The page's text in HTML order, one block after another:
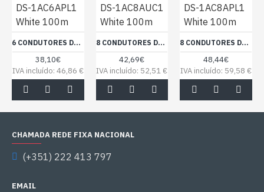
DS-1AC6APL1
White 100m
6 CONDUTORES DE SINAL PARA SISTEMAS COMPLEXOS - CONDUTOR DE COBRE NU (99,95%) - ECRÃ DE ALUMÍNIO E POLIÉSTER + DRENAGEM DE COBRE - BOBINE DE 100 METROS - RCP ECA - BAIXAS PERDAS
38,10€
IVA incluído: 46,86 €
DS-1AC8AUC1
White 100m
8 CONDUTORES DE SINAL - CONDUTOR DE COBRE NU (99,95%) - REVESTIMENTO EM PVC DE GRANDE FLEXIBILIDADE - BOBINE DE 100 METROS - RCP ECA - MÍNIMA PERDA
42,69€
IVA incluído: 52,51 €
DS-1AC8APL1
White 100m
8 CONDUTORES DE SINAL PARA SISTEMAS COMPLEXOS - CONDUTOR DE COBRE NU (99,95%) - ECRÃ DE ALUMÍNIO E POLIÉSTER + DRENAGEM DE COBRE - BOBINE DE 100 METROS - RCP ECA - BAIXAS PERDAS
48,44€
IVA incluído: 59,58 €
CHAMADA REDE FIXA NACIONAL
(+351) 222 413 797
EMAIL